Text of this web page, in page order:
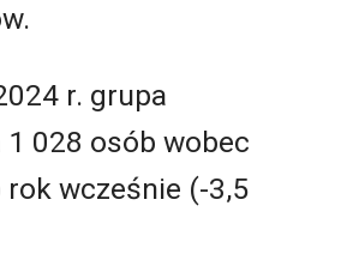
r. grupa
1 028 osób wobec
rok wcześnie (-3,5